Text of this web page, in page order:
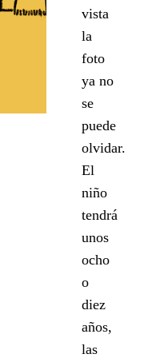
vista
la
foto
ya no
se
puede
olvidar.
El
niño
tendrá
unos
ocho
o
diez
años,
las